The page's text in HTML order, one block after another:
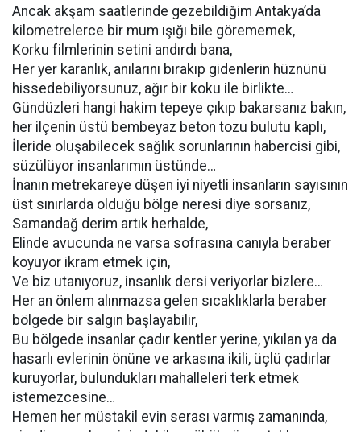
Ancak akşam saatlerinde gezebildiğim Antakya’da
kilometrelerce bir mum ışığı bile görememek,
Korku filmlerinin setini andırdı bana,
Her yer karanlık, anılarını bırakıp gidenlerin hüznünü
hissedebiliyorsunuz, ağır bir koku ile birlikte…
Gündüzleri hangi hakim tepeye çıkıp bakarsanız bakın,
her ilçenin üstü bembeyaz beton tozu bulutu kaplı,
İleride oluşabilecek sağlık sorunlarının habercisi gibi,
süzülüyor insanlarımın üstünde…
İnanın metrekareye düşen iyi niyetli insanların sayısının
üst sınırlarda olduğu bölge neresi diye sorsanız,
Samandağ derim artık herhalde,
Elinde avucunda ne varsa sofrasına canıyla beraber
koyuyor ikram etmek için,
Ve biz utanıyoruz, insanlık dersi veriyorlar bizlere…
Her an önlem alınmazsa gelen sıcaklıklarla beraber
bölgede bir salgın başlayabilir,
Bu bölgede insanlar çadır kentler yerine, yıkılan ya da
hasarlı evlerinin önüne ve arkasına ikili, üçlü çadırlar
kuruyorlar, bulundukları mahalleleri terk etmek
istemezcesine…
Hemen her müstakil evin serası varmış zamanında,